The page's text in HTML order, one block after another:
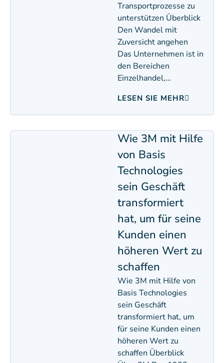
Transportprozesse zu
unterstützen Überblick
Den Wandel mit
Zuversicht angehen
Das Unternehmen ist in
den Bereichen
Einzelhandel,…
LESEN SIE MEHR
Wie 3M mit Hilfe
von Basis
Technologies
sein Geschäft
transformiert
hat, um für seine
Kunden einen
höheren Wert zu
schaffen
Wie 3M mit Hilfe von
Basis Technologies
sein Geschäft
transformiert hat, um
für seine Kunden einen
höheren Wert zu
schaffen Überblick